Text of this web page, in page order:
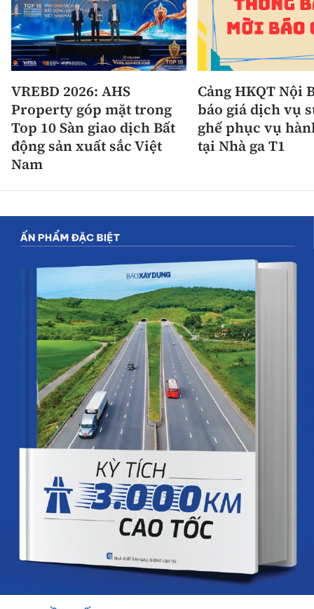
VREBD 2026: AHS
Property góp mặt trong
Top 10 Sàn giao dịch Bất
động sản xuất sắc Việt
Nam
Cảng HKQT Nội
báo giá dịch vụ
ghế phục vụ
tại Nhà ga T1